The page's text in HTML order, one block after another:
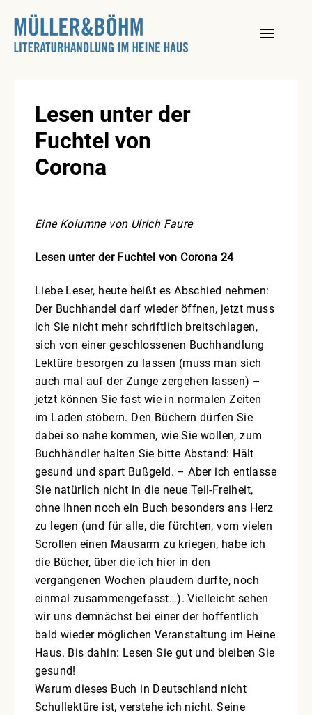
content
Lesen unter der
Fuchtel von
Corona
Eine Kolumne von Ulrich Faure
Lesen unter der Fuchtel von Corona 24
Liebe Leser, heute heißt es Abschied nehmen:
Der Buchhandel darf wieder öffnen, jetzt muss
ich Sie nicht mehr schriftlich breitschlagen,
sich von einer geschlossenen Buchhandlung
Lektüre besorgen zu lassen (muss man sich
auch mal auf der Zunge zergehen lassen) –
jetzt können Sie fast wie in normalen Zeiten
im Laden stöbern. Den Büchern dürfen Sie
dabei so nahe kommen, wie Sie wollen, zum
Buchhändler halten Sie bitte Abstand: Hält
gesund und spart Bußgeld. – Aber ich entlasse
Sie natürlich nicht in die neue Teil-Freiheit,
ohne Ihnen noch ein Buch besonders ans Herz
zu legen (und für alle, die fürchten, vom vielen
Scrollen einen Mausarm zu kriegen, habe ich
die Bücher, über die ich hier in den
vergangenen Wochen plaudern durfte, noch
einmal zusammengefasst…). Vielleicht sehen
wir uns demnächst bei einer der hoffentlich
bald wieder möglichen Veranstaltung im Heine
Haus. Bis dahin: Lesen Sie gut und bleiben Sie
gesund!
Warum dieses Buch in Deutschland nicht
Schullektüre ist, verstehe ich nicht. Seine